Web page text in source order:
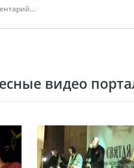
видео